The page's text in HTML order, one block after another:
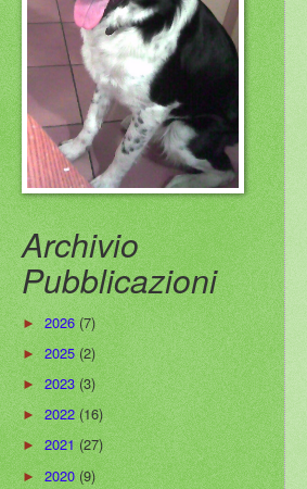
Archivio
Pubblicazioni
►2026(7)
►2025(2)
►2023(3)
►2022(16)
►2021(27)
►2020(9)